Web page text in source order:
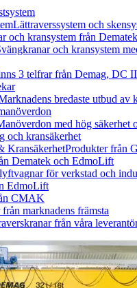
Lättraverssystem och
och kransystem
bredaste utbud av
med hög säkerhet
KransäkerhetProdukter från
för verkstad och
EdmoLift
marknadens främsta
från våra